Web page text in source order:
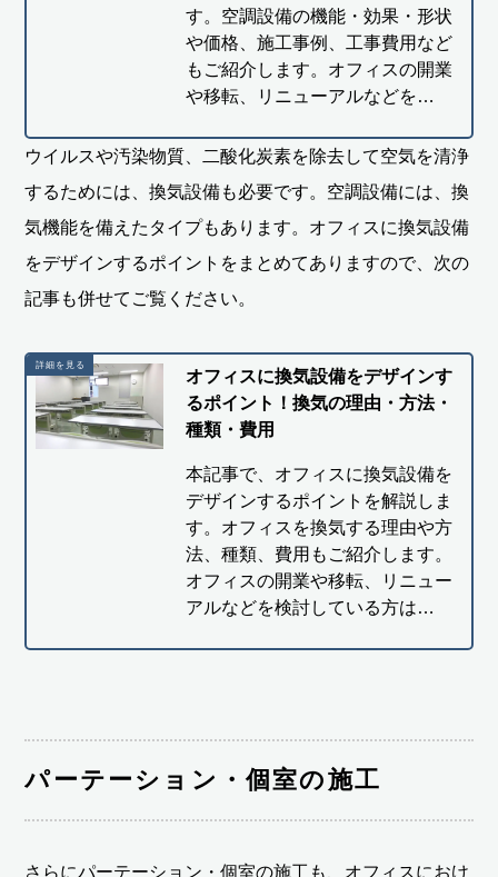
す。空調設備の機能・効果・形状
や価格、施工事例、工事費用など
もご紹介します。オフィスの開業
や移転、リニューアルなどを…
ウイルスや汚染物質、二酸化炭素を除去して空気を清浄
するためには、換気設備も必要です。空調設備には、換
気機能を備えたタイプもあります。オフィスに換気設備
をデザインするポイントをまとめてありますので、次の
記事も併せてご覧ください。
オフィスに換気設備をデザインす
るポイント！換気の理由・方法・
種類・費用
本記事で、オフィスに換気設備を
デザインするポイントを解説しま
す。オフィスを換気する理由や方
法、種類、費用もご紹介します。
オフィスの開業や移転、リニュー
アルなどを検討している方は…
パーテーション・個室の施工
さらにパーテーション・個室の施工も、オフィスにおけ